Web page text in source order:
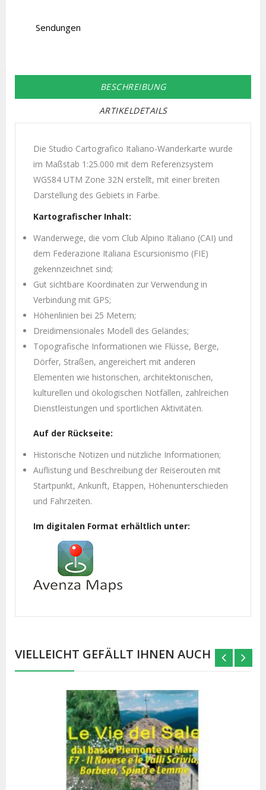
Sendungen
BESCHREIBUNG
ARTIKELDETAILS
Die Studio Cartografico Italiano-Wanderkarte wurde
im Maßstab 1:25.000 mit dem Referenzsystem
WGS84 UTM Zone 32N erstellt, mit einer breiten
Darstellung des Gebiets in Farbe.
Kartografischer Inhalt:
Wanderwege, die vom Club Alpino Italiano (CAI) und
dem Federazione Italiana Escursionismo (FIE)
gekennzeichnet sind;
Gut sichtbare Koordinaten zur Verwendung in
Verbindung mit GPS;
Höhenlinien bei 25 Metern;
Dreidimensionales Modell des Geländes;
Topografische Informationen wie Flüsse, Berge,
Dörfer, Straßen, angereichert mit anderen
Elementen wie historischen, architektonischen,
kulturellen und ökologischen Notfällen, zahlreichen
Dienstleistungen und sportlichen Aktivitäten.
Auf der Rückseite:
Historische Notizen und nützliche Informationen;
Auflistung und Beschreibung der Reiserouten mit
Startpunkt, Ankunft, Etappen, Höhenunterschieden
und Fahrzeiten.
Im digitalen Format erhältlich unter:
VIELLEICHT GEFÄLLT IHNEN AUCH